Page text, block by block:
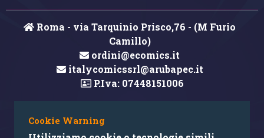
Roma - via Tarquinio Prisco,76 - (M Furio
Camillo)
ordini@ecomics.it
italycomicssrl@arubapec.it
P.Iva: 07448151006
Hai rilevato un errore nei contenuti?
Cookie Warning